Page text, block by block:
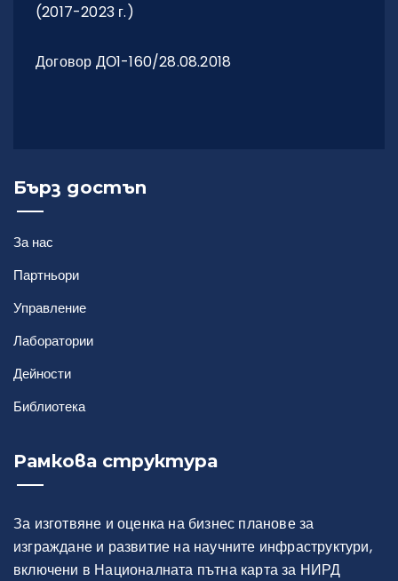
Лаборатории
Статии
Проекти
(2017-2023 г.)
Договор ДО1-160/28.08.2018
Бърз достъп
За нас
Партньори
Управление
Лаборатории
Дейности
Библиотека
Рамкова структура
За изготвяне и оценка на бизнес планове за
изграждане и развитие на научните инфраструктури,
включени в Националната пътна карта за НИРД